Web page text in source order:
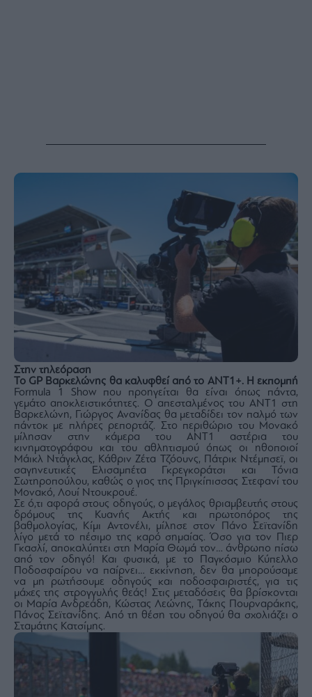
Στην τηλεόραση
Το GP Βαρκελώνης θα καλυφθεί από το ANT1+. H εκπομπή
Formula 1 Show που προηγείται θα είναι όπως πάντα,
γεμάτο αποκλειστικότητες. O απεσταλμένος του ΑΝΤ1 στη
Βαρκελώνη, Γιώργος Ανανίδας θα μεταδίδει τον παλμό των
πάντοκ με πλήρες ρεπορτάζ. Στο περιθώριο του Μονακό
μίλησαν στην κάμερα του ΑΝΤ1 αστέρια του
κινηματογράφου και του αθλητισμού όπως οι ηθοποιοί
Μάικλ Ντάγκλας, Κάθριν Ζέτα Τζόουνς, Πάτρικ Ντέμπσεϊ, οι
σαγηνευτικές Ελισαμπέτα Γκρεγκοράτσι και Τόνια
Σωτηροπούλου, καθώς ο γιος της Πριγκίπισσας Στεφανί του
Μονακό, Λουί Ντουκρουέ.
Σε ό,τι αφορά στους οδηγούς, ο μεγάλος θριαμβευτής στους
δρόμους της Κυανής Ακτής και πρωτοπόρος της
βαθμολογίας, Κίμι Αντονέλι, μίλησε στον Πάνο Σεϊτανίδη
λίγο μετά το πέσιμο της καρό σημαίας. Όσο για τον Πιερ
Γκασλί, αποκαλύπτει στη Μαρία Θωμά τον… άνθρωπο πίσω
από τον οδηγό! Και φυσικά, με το Παγκόσμιο Κύπελλο
Ποδοσφαίρου να παίρνει… εκκίνηση, δεν θα μπορούσαμε
να μη ρωτήσουμε οδηγούς και ποδοσφαιριστές, για τις
μάχες της στρογγυλής θεάς! Στις μεταδόσεις θα βρίσκονται
οι Μαρία Ανδρεάδη, Κώστας Λεώνης, Τάκης Πουρναράκης,
Πάνος Σεϊτανίδης. Από τη θέση του οδηγού θα σχολιάζει ο
Σταμάτης Κατσίμης.